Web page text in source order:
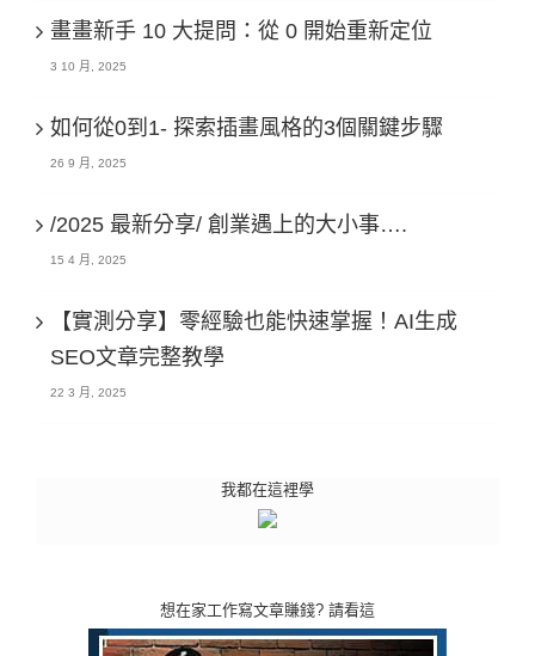
畫畫新手 10 大提問：從 0 開始重新定位
3 10 月, 2025
如何從0到1- 探索插畫風格的3個關鍵步驟
26 9 月, 2025
/2025 最新分享/ 創業遇上的大小事….
15 4 月, 2025
【實測分享】零經驗也能快速掌握！AI生成
SEO文章完整教學
22 3 月, 2025
我都在這裡學
想在家工作寫文章賺錢? 請看這